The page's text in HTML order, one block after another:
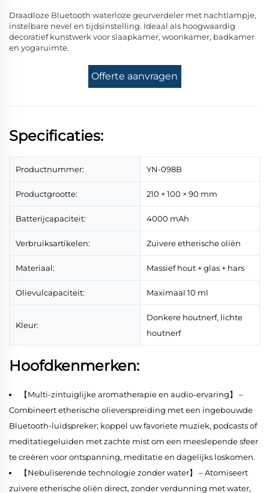
Draadloze Bluetooth waterloze geurverdeler met nachtlampje,
instelbare nevel en tijdsinstelling. Ideaal als hoogwaardig
decoratief kunstwerk voor slaapkamer, woonkamer, badkamer
en yogaruimte.
Offerte aanvragen
Specificaties:
Productnummer: YN-098B
Productgrootte: 210 × 100 × 90 mm
Batterijcapaciteit: 4000 mAh
Verbruiksartikelen: Zuivere etherische oliën
Materiaal: Massief hout + glas + hars
Olievulcapaciteit: Maximaal 10 ml
Kleur:
Donkere houtnerf, lichte
houtnerf
Hoofdkenmerken:
【Multi-zintuiglijke aromatherapie en audio-ervaring】 –
Combineert etherische olieverspreiding met een ingebouwde
Bluetooth-luidspreker; koppel uw favoriete muziek, podcasts of
meditatiegeluiden met zachte mist om een meeslepende sfeer
te creëren voor ontspanning, meditatie en dagelijks loskomen.
【Nebuliserende technologie zonder water】 – Atomiseert
zuivere etherische oliën direct, zonder verdunning met water,